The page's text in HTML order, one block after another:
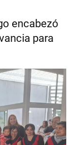
encabezó
para